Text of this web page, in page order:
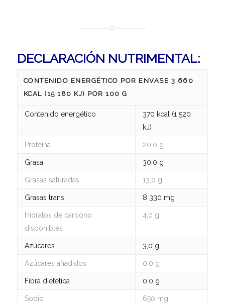
DECLARACIÓN NUTRIMENTAL:
CONTENIDO ENERGÉTICO POR ENVASE 3 660
KCAL (15 180 KJ) POR 100 G
Contenido energético
370 kcal (1 520
kJ)
Proteína 20,0 g
Grasa 30,0 g
Grasas saturadas 13,0 g
Grasas trans 8 330 mg
Hidratos de carbono
disponibles
4,0 g
Azúcares 3,0 g
Azúcares añadidos 0,0 g
Fibra dietética 0,0 g
Sodio 650 mg